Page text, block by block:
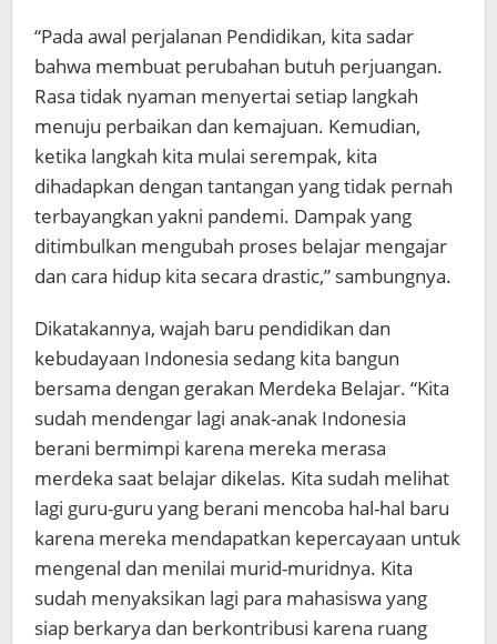
“Pada awal perjalanan Pendidikan, kita sadar
bahwa membuat perubahan butuh perjuangan.
Rasa tidak nyaman menyertai setiap langkah
menuju perbaikan dan kemajuan. Kemudian,
ketika langkah kita mulai serempak, kita
dihadapkan dengan tantangan yang tidak pernah
terbayangkan yakni pandemi. Dampak yang
ditimbulkan mengubah proses belajar mengajar
dan cara hidup kita secara drastic,” sambungnya.
Dikatakannya, wajah baru pendidikan dan
kebudayaan Indonesia sedang kita bangun
bersama dengan gerakan Merdeka Belajar. “Kita
sudah mendengar lagi anak-anak Indonesia
berani bermimpi karena mereka merasa
merdeka saat belajar dikelas. Kita sudah melihat
lagi guru-guru yang berani mencoba hal-hal baru
karena mereka mendapatkan kepercayaan untuk
mengenal dan menilai murid-muridnya. Kita
sudah menyaksikan lagi para mahasiswa yang
siap berkarya dan berkontribusi karena ruang